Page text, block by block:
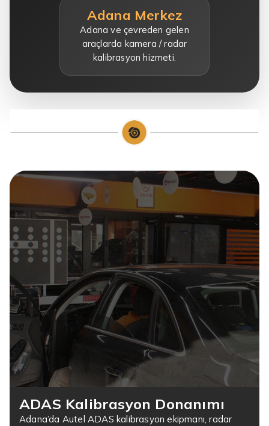
Adana Merkez
Adana ve çevreden gelen
araçlarda kamera / radar
kalibrasyon hizmeti.
ADAS Kalibrasyon Donanımı
Adana’da Autel ADAS kalibrasyon ekipmanı, radar